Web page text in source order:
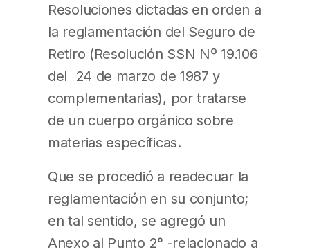
Resoluciones dictadas en orden a
la reglamentación del Seguro de
Retiro (Resolución SSN Nº 19.106
del 24 de marzo de 1987 y
complementarias), por tratarse
de un cuerpo orgánico sobre
materias específicas.
Que se procedió a readecuar la
reglamentación en su conjunto;
en tal sentido, se agregó un
Anexo al Punto 2° -relacionado a